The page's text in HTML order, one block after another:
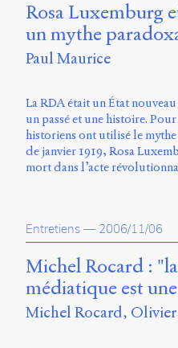
Rosa Luxemburg
un mythe
Paul Maurice
La RDA était un État
un passé et une histoire.
historiens ont utilisé le
de janvier 1919, Rosa
mort dans l’acte
Entretiens — 2006/11/06
Michel Rocard :
médiatique est
Michel Rocard